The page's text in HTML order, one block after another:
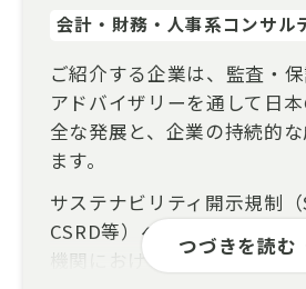
つづきを読む
会計・財務・人事系コンサル
ご紹介する企業は、監査・
アドバイザリーを通して日
全な発展と、企業の持続的
ます。
サステナビリティ開示規制（
CSRD等）への対応が迫られ
機関におけるプロジェクトを